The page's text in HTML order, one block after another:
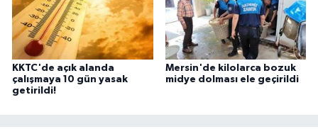
KKTC'de açık alanda
çalışmaya 10 gün yasak
getirildi!
Mersin'de kilolarca bozuk
midye dolması ele geçirildi